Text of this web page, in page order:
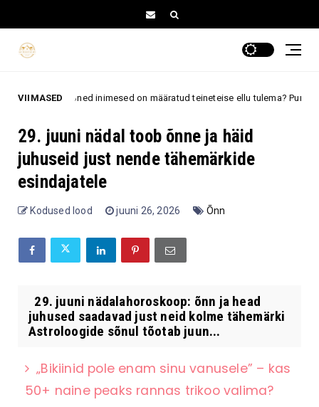
VIIMASED
mõned inimesed on määratud teineteise ellu tulema? Punase paela
29. juuni nädal toob õnne ja häid
juhuseid just nende tähemärkide
esindajatele
Kodused lood juuni 26, 2026 Õnn
29. juuni nädalahoroskoop: õnn ja head
juhused saadavad just neid kolme tähemärki
Astroloogide sõnul tõotab juun...
„Bikiinid pole enam sinu vanusele” – kas
50+ naine peaks rannas trikoo valima?